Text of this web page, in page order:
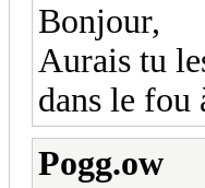
Bonjour,
Aurais tu
dans le fou
Pogg.ow